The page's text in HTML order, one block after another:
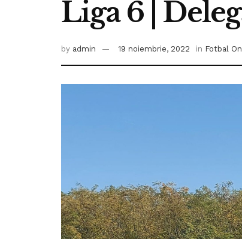
Liga 6 |
by admin 19 noiembrie, 2022 in Fotbal